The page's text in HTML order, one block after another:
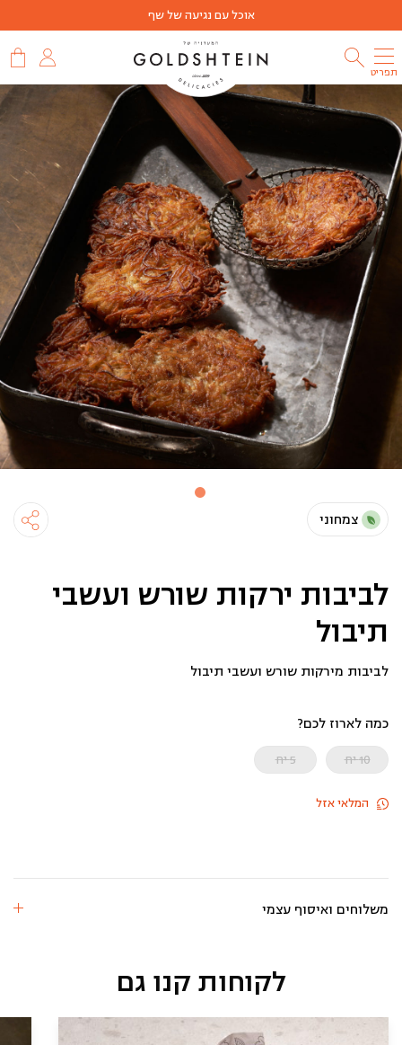
אוכל עם נגיעה של שף
תפריט
צמחוני
לביבות ירקות שורש ועשבי
תיבול
לביבות מירקות שורש ועשבי תיבול
כמה לארוז לכם?
10 יח 5 יח
המלאי אזל
משלוחים ואיסוף עצמי
לקוחות קנו גם